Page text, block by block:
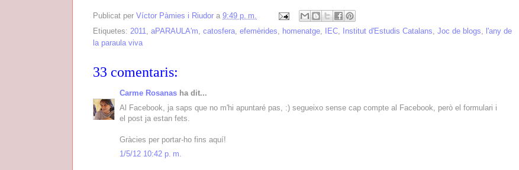
Publicat per Víctor Pàmies i Riudor a 9:49 p. m.
Etiquetes: 2011, aPARAULA'm, catosfera, efemèrides, homenatge, IEC, Institut d'Estudis Catalans, Joc de blogs, l'any de
la paraula viva
33 comentaris:
Carme Rosanas ha dit...
Al Facebook, ja saps que no m'hi apuntaré pas, :) segueixo sense cap compte al Facebook, però el formulari i
el post ja estan fets.
Gràcies per portar-ho fins aquí!
1/5/12 10:42 p. m.